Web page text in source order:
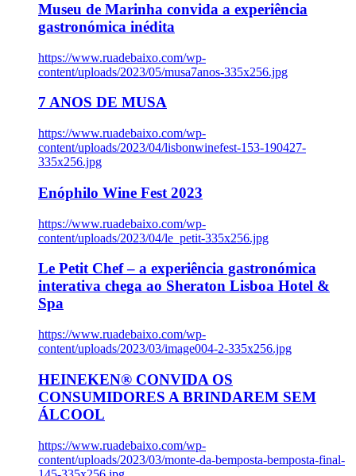
Museu de Marinha convida a experiência
gastronómica inédita
https://www.ruadebaixo.com/wp-
content/uploads/2023/05/musa7anos-335x256.jpg
7 ANOS DE MUSA
https://www.ruadebaixo.com/wp-
content/uploads/2023/04/lisbonwinefest-153-190427-
335x256.jpg
Enóphilo Wine Fest 2023
https://www.ruadebaixo.com/wp-
content/uploads/2023/04/le_petit-335x256.jpg
Le Petit Chef – a experiência gastronómica
interativa chega ao Sheraton Lisboa Hotel &
Spa
https://www.ruadebaixo.com/wp-
content/uploads/2023/03/image004-2-335x256.jpg
HEINEKEN® CONVIDA OS
CONSUMIDORES A BRINDAREM SEM
ÁLCOOL
https://www.ruadebaixo.com/wp-
content/uploads/2023/03/monte-da-bemposta-bemposta-final-